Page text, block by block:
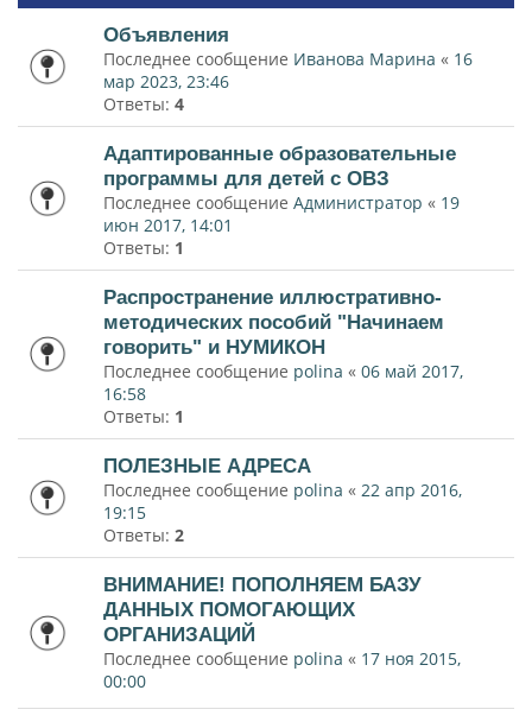
Объявления
Последнее сообщение Иванова Марина « 16
мар 2023, 23:46
Ответы: 4
Адаптированные образовательные
программы для детей с ОВЗ
Последнее сообщение Администратор « 19
июн 2017, 14:01
Ответы: 1
Распространение иллюстративно-
методических пособий "Начинаем
говорить" и НУМИКОН
Последнее сообщение polina « 06 май 2017,
16:58
Ответы: 1
ПОЛЕЗНЫЕ АДРЕСА
Последнее сообщение polina « 22 апр 2016,
19:15
Ответы: 2
ВНИМАНИЕ! ПОПОЛНЯЕМ БАЗУ
ДАННЫХ ПОМОГАЮЩИХ
ОРГАНИЗАЦИЙ
Последнее сообщение polina « 17 ноя 2015,
00:00